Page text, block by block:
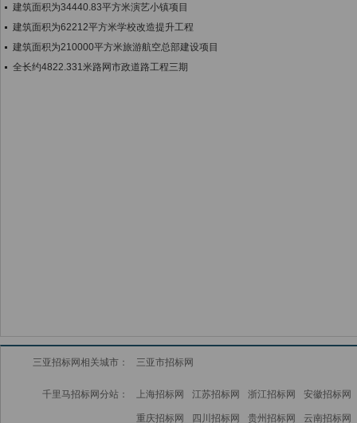
建筑面积为34440.83平方米演艺小镇项目
建筑面积为62212平方米学校改造提升工程
建筑面积为210000平方米旅游航空总部建设项目
全长约4822.331米路网市政道路工程三期
三亚招标网相关城市： 三亚市招标网
千里马招标网分站： 上海招标网 江苏招标网 浙江招标网 安徽招标网
重庆招标网 四川招标网 贵州招标网 云南招标网